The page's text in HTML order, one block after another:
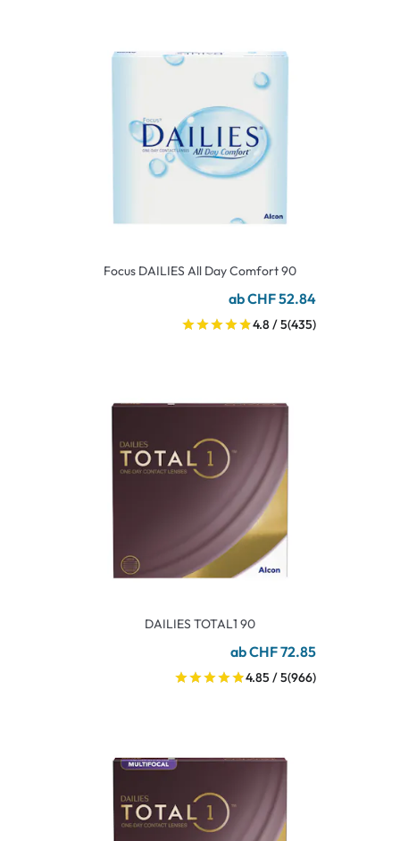
Focus DAILIES All Day Comfort 90
ab CHF 52.84
4.8 / 5(435)
DAILIES TOTAL1 90
ab CHF 72.85
4.85 / 5(966)